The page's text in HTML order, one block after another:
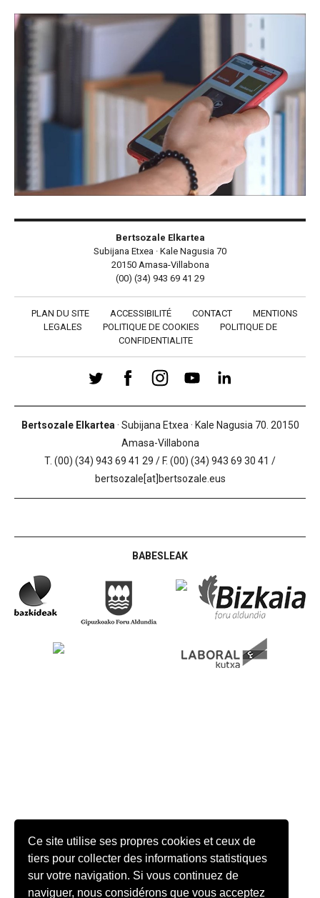
Ce site utilise ses propres cookies et ceux de
tiers pour collecter des informations statistiques
sur votre navigation. Si vous continuez de
naviguer, nous considérons que vous acceptez
Bertsozale Elkartea
Subijana Etxea · Kale Nagusia 70
20150 Amasa-Villabona
(00) (34) 943 69 41 29
PLAN DU SITE ACCESSIBILITÉ CONTACT
MENTIONS
LEGALES
POLITIQUE DE COOKIES
POLITIQUE DE
CONFIDENTIALITE
Bertsozale Elkartea · Subijana Etxea · Kale Nagusia 70. 20150
Amasa-Villabona
T. (00) (34) 943 69 41 29 / F. (00) (34) 943 69 30 41 /
bertsozale[at]bertsozale.eus
BABESLEAK